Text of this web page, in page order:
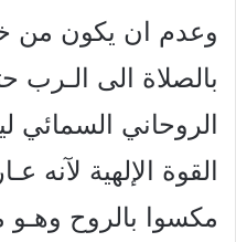
وعدم ان يكون من
بالصلاة الى الـرب
الروحاني السمائي
القوة الإلهية لآنه
مكسوا بالروح